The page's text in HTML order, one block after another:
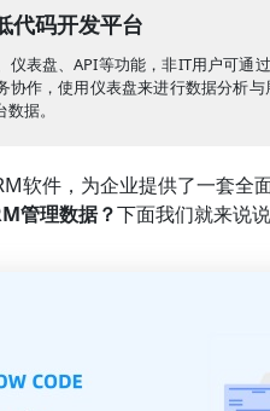
代码开发平台
仪表盘、API等功能，非IT用户可通
协作，使用仪表盘来进行数据分析
据。
软件，为企业提供了一套全
管理数据？下面我们就来说说